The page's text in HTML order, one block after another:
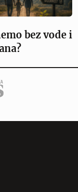
bez vode i